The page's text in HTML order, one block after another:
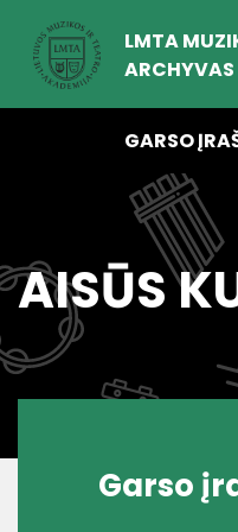
LMTA
ARCHYVAS
GARSO
AISŪS
Garso